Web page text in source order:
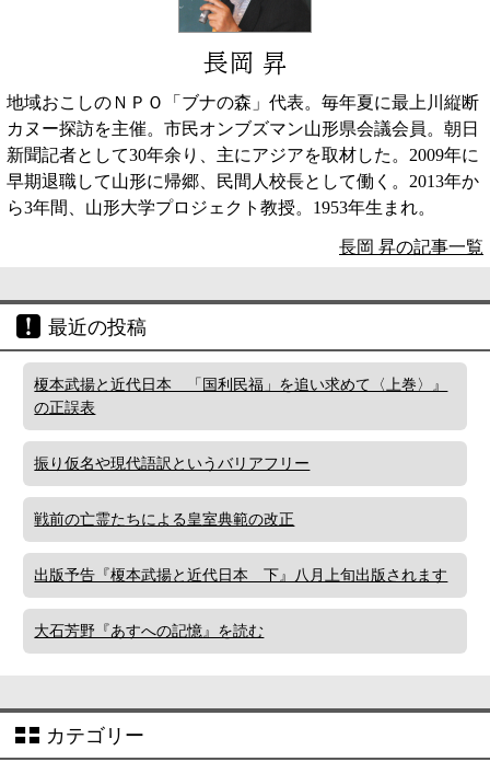
長岡 昇
地域おこしのＮＰＯ「ブナの森」代表。毎年夏に最上川縦断
カヌー探訪を主催。市民オンブズマン山形県会議会員。朝日
新聞記者として30年余り、主にアジアを取材した。2009年に
早期退職して山形に帰郷、民間人校長として働く。2013年か
ら3年間、山形大学プロジェクト教授。1953年生まれ。
長岡 昇の記事一覧
最近の投稿
榎本武揚と近代日本 「国利民福」を追い求めて〈上巻〉』
の正誤表
振り仮名や現代語訳というバリアフリー
戦前の亡霊たちによる皇室典範の改正
出版予告『榎本武揚と近代日本 下』八月上旬出版されます
大石芳野『あすへの記憶』を読む
カテゴリー